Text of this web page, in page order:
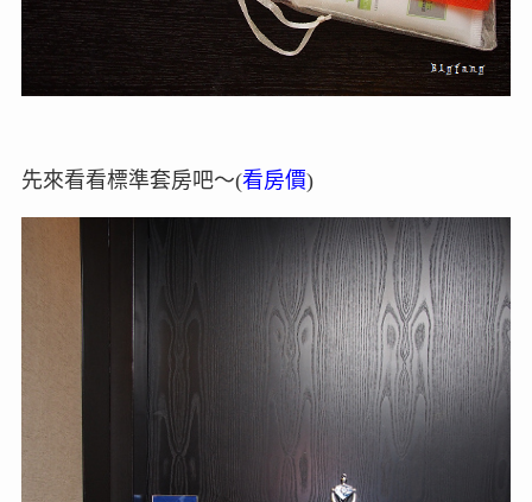
先來看看標準套房吧～(看房價)